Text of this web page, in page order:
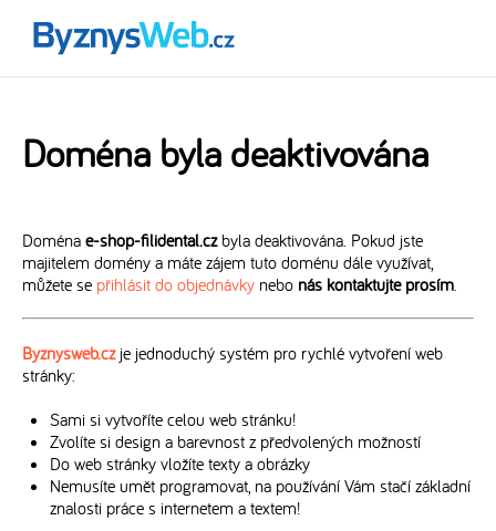
Doména byla deaktivována
Doména e-shop-filidental.czbyla deaktivována. Pokud jste
majitelem domény a máte zájem tuto doménu dále využívat,
můžete se přihlásit do objednávky nebo nás kontaktujte prosím.
Byznysweb.czje jednoduchý systém pro rychlé vytvoření web
stránky:
Sami si vytvoříte celou web stránku!
Zvolíte si design a barevnost z předvolených možností
Do web stránky vložíte texty a obrázky
Nemusíte umět programovat, na používání Vám stačí základní
znalosti práce s internetem a textem!